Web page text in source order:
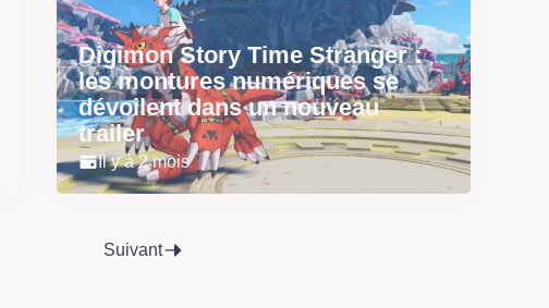
Digimon Story Time Stranger :
les montures numériques se
dévoilent dans un nouveau
trailer
Il y a 2 mois
Suivant